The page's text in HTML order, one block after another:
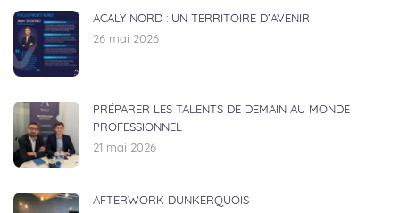
ACALY NORD : UN TERRITOIRE D’AVENIR
26 mai 2026
PRÉPARER LES TALENTS DE DEMAIN AU MONDE
PROFESSIONNEL
21 mai 2026
AFTERWORK DUNKERQUOIS